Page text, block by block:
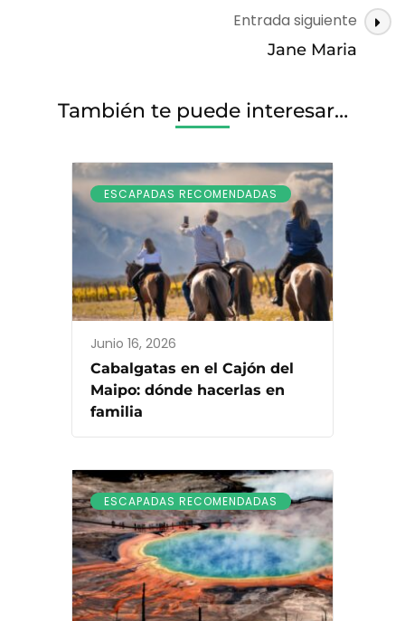
Entrada siguiente
Jane Maria
También te puede interesar…
ESCAPADAS RECOMENDADAS
Junio 16, 2026
Cabalgatas en el Cajón del
Maipo: dónde hacerlas en
familia
ESCAPADAS RECOMENDADAS